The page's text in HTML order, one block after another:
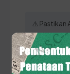
⚠️ Pastikan
(KTP) asli
menjamin
sistem